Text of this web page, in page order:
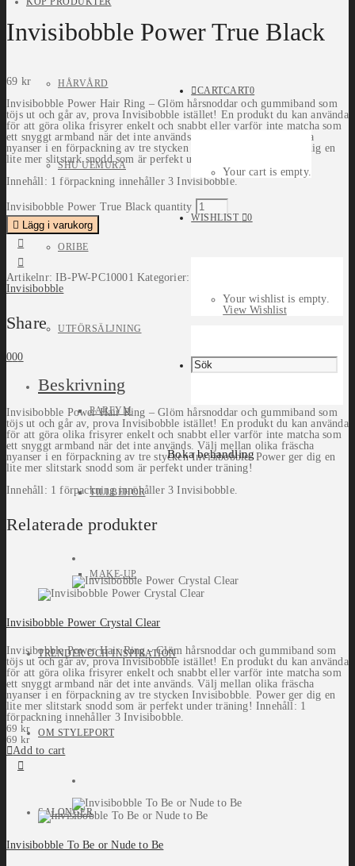
HÅRVÅRD
SHU UEMURA
ORIBE
UTFÖRSÄLJNING
PARFYM
TILLBEHÖR
MAKE-UP
TRENDER OCH INSPIRATION
OM STYLEPORT
SALONGER
CARTCART0
Your cart is empty.
WISHLIST 0
Your wishlist is empty.
View Wishlist
Boka behandling
Invisibobble Power True Black
69 kr
Invisibobble Power Hair Ring – Glöm hårsnoddar och gummiband som
töjs ut och går av, prova Invisibobble istället! En produkt du kan använda
för att göra olika frisyrer enkelt och snabbt eller varför inte matcha som
ett snyggt armband när det inte används. Välj mellan olika fräscha
nyanser i en förpackning av tre stycken Invisibobble. Power ger dig en
lite mer slitstark snodd som är perfekt under träning!
Innehåll: 1 förpackning innehåller 3 Invisibobble.
Invisibobble Power True Black quantity
Lägg i varukorg
Artikelnr:IB-PW-PC10001 Kategorier:
Invisibobble
Share
000
Beskrivning
Invisibobble Power Hair Ring – Glöm hårsnoddar och gummiband som
töjs ut och går av, prova Invisibobble istället! En produkt du kan använda
för att göra olika frisyrer enkelt och snabbt eller varför inte matcha som
ett snyggt armband när det inte används. Välj mellan olika fräscha
nyanser i en förpackning av tre stycken Invisibobble. Power ger dig en
lite mer slitstark snodd som är perfekt under träning!
Innehåll: 1 förpackning innehåller 3 Invisibobble.
Relaterade produkter
Invisibobble Power Crystal Clear
Invisibobble Power Hair Ring - Glöm hårsnoddar och gummiband som
töjs ut och går av, prova Invisibobble istället! En produkt du kan använda
för att göra olika frisyrer enkelt och snabbt eller varför inte matcha som
ett snyggt armband när det inte används. Välj mellan olika fräscha
nyanser i en förpackning av tre stycken Invisibobble. Power ger dig en
lite mer slitstark snodd som är perfekt under träning! Innehåll: 1
förpackning innehåller 3 Invisibobble.
69 kr
69 kr
Add to cart
Invisibobble To Be or Nude to Be